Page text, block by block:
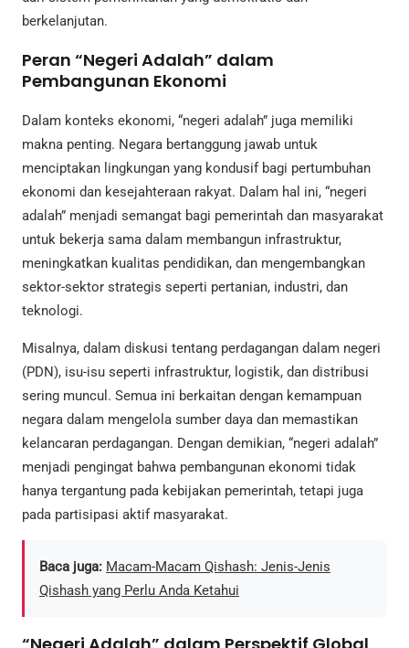
berkelanjutan.
Peran “Negeri Adalah” dalam
Pembangunan Ekonomi
Dalam konteks ekonomi, “negeri adalah” juga memiliki
makna penting. Negara bertanggung jawab untuk
menciptakan lingkungan yang kondusif bagi pertumbuhan
ekonomi dan kesejahteraan rakyat. Dalam hal ini, “negeri
adalah” menjadi semangat bagi pemerintah dan masyarakat
untuk bekerja sama dalam membangun infrastruktur,
meningkatkan kualitas pendidikan, dan mengembangkan
sektor-sektor strategis seperti pertanian, industri, dan
teknologi.
Misalnya, dalam diskusi tentang perdagangan dalam negeri
(PDN), isu-isu seperti infrastruktur, logistik, dan distribusi
sering muncul. Semua ini berkaitan dengan kemampuan
negara dalam mengelola sumber daya dan memastikan
kelancaran perdagangan. Dengan demikian, “negeri adalah”
menjadi pengingat bahwa pembangunan ekonomi tidak
hanya tergantung pada kebijakan pemerintah, tetapi juga
pada partisipasi aktif masyarakat.
Baca juga: Macam-Macam Qishash: Jenis-Jenis
Qishash yang Perlu Anda Ketahui